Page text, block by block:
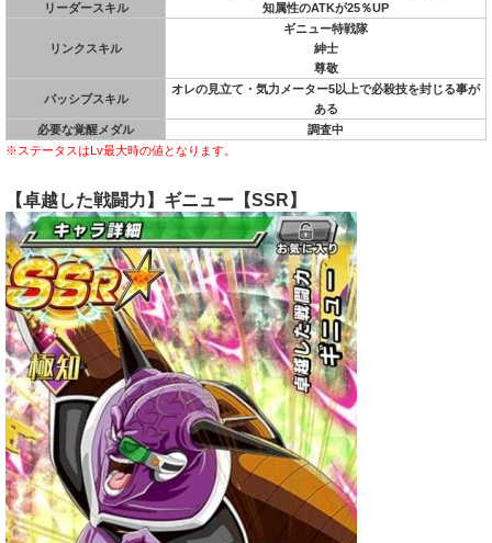
リーダースキル
知属性のATKが25％UP
リンクスキル
ギニュー特戦隊
紳士
尊敬
パッシブスキル
オレの見立て・気力メーター5以上で必殺技を封じる事が
ある
必要な覚醒メダル
調査中
※ステータスはLv最大時の値となります。
【卓越した戦闘力】ギニュー【SSR】